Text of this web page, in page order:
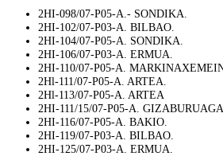
2HI-098/07-P05-A.- SONDIKA.
2HI-102/07-P03-A. BILBAO.
2HI-104/07-P05-A. SONDIKA.
2HI-106/07-P03-A. ERMUA.
2HI-110/07-P05-A.
2Hl-111/07-P05-A. ARTEA.
2Hl-113/07-P05-A. ARTEA
2HI-111/15/07-P05-A. GIZABURUAGA.
2HI-116/07-P05-A. BAKIO.
2HI-119/07-P03-A. BILBAO.
2HI-125/07-P03-A. ERMUA.